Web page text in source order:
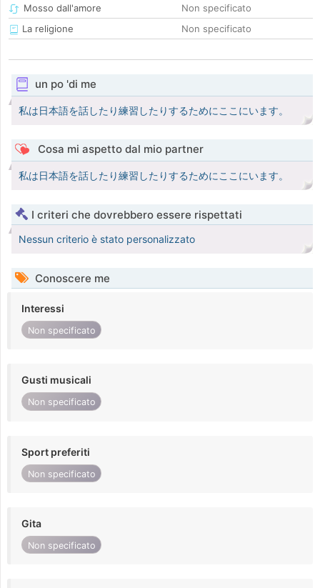
Mosso dall'amore
Non specificato
La religione
Non specificato
un po 'di me
私は日本語を話したり練習したりするためにここにいます。
Cosa mi aspetto dal mio partner
私は日本語を話したり練習したりするためにここにいます。
I criteri che dovrebbero essere rispettati
Nessun criterio è stato personalizzato
Conoscere me
Interessi
Non specificato
Gusti musicali
Non specificato
Sport preferiti
Non specificato
Gita
Non specificato